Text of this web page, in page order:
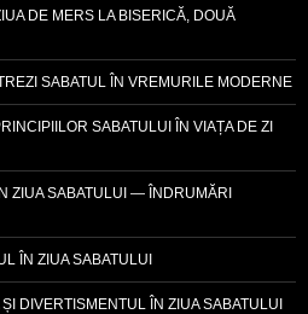
DE MERS LA BISERICĂ, DOUĂ
SABATUL ÎN VREMURILE MODERNE
SABATULUI ÎN VIAȚA DE ZI
ZIUA SABATULUI — ÎNDRUMĂRI
ÎN ZIUA SABATULUI
DIVERTISMENTUL ÎN ZIUA SABATULUI